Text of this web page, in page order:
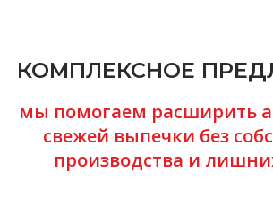
КОМПЛЕКСНОЕ
мы помогаем расширить
свежей выпечки без
производства и